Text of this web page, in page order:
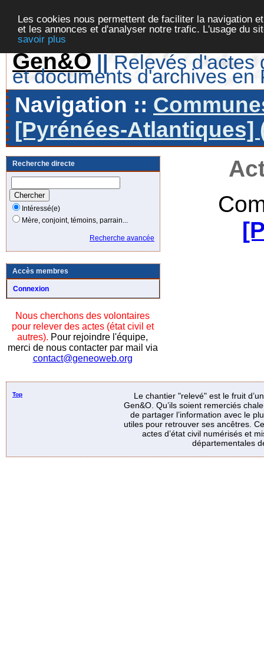
Les cookies nous permettent de faciliter la navigation
et les annonces et d'analyser notre trafic. L'usage du
savoir plus
Gen&O || Relevés d'actes
et documents d'archives en
Navigation ::
[Pyrénées-Atlantiques]
Recherche directe
Intéressé(e)
Mère, conjoint, témoins, parrain...
Recherche avancée
Accès membres
Connexion
Nous cherchons des volontaires
pour relever des actes (état civil et
autres). Pour rejoindre l'équipe,
merci de nous contacter par mail via
contact@geneoweb.org
Top
Le chantier "relevé" est le fruit
Gen&O. Qu’ils soient remerciés
de partager l’information avec le
utiles pour retrouver ses ancêtres.
actes d’état civil numérisés et
départementales